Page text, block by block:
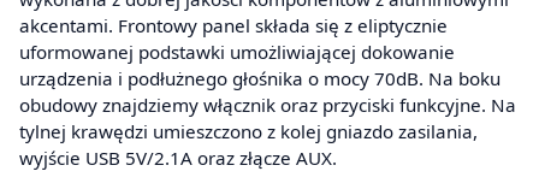
akcentami. Frontowy panel składa się z eliptycznie
uformowanej podstawki umożliwiającej dokowanie
urządzenia i podłużnego głośnika o mocy 70dB. Na boku
obudowy znajdziemy włącznik oraz przyciski funkcyjne. Na
tylnej krawędzi umieszczono z kolej gniazdo zasilania,
wyjście USB 5V/2.1A oraz złącze AUX.